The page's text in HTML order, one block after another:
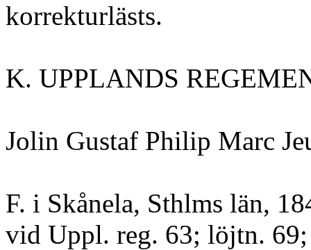
korrekturlästs.
K. UPPLANDS
Jolin Gustaf Philip Marc
F. i Skånela, Sthlms län,
vid Uppl. reg. 63; löjtn.